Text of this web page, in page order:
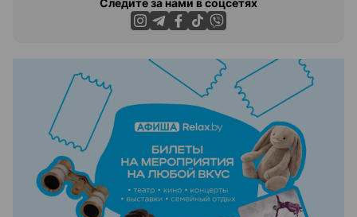
ЭФФЕКТИВНАЯ РЕКЛАМА НА САЙТЕ